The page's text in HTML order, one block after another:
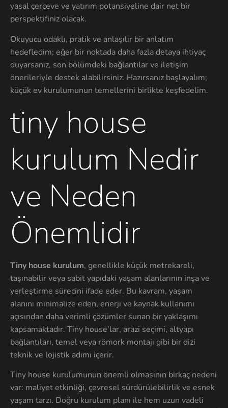
yasal çerçeve ve yatırım potansiyeline dair net bir
perspektifiniz olacak.
Okuyucu odaklı, pratik ve anlaşılır bir anlatım
hedefledim; eğer bir noktada daha fazla detaya ihtiyaç
duyarsanız, son bölümdeki bağlantılar ve iletişim
önerileriyle destek alabilirsiniz. Hazırsanız başlayalım;
küçük ev kurulumunun temellerini birlikte keşfedelim.
tiny house
kurulum Nedir
ve Neden
Önemlidir
Tiny house kurulum, genellikle küçük metrekareli,
taşınabilir veya sabit yapıdaki yaşam alanlarının inşa ve
yerleştirme sürecini ifade eder. Bu kavram, yaşam
alanını minimalize eden, enerji ve kaynak kullanımı
açısından daha verimli çözümler sunan bir yaklaşımı
kapsamaktadır. Tiny house’lar, arazi seçimi, altyapı
bağlantıları, temel veya römork montajı gibi bir dizi
teknik ve lojistik adımı içerir.
Tiny house kurulumunun önemli olmasının birkaç nedeni
var: maliyet etkinliği, çevresel sürdürülebilirlik ve esnek
yaşam tarzı. Doğru kurulum planı ile hem uzun vadeli